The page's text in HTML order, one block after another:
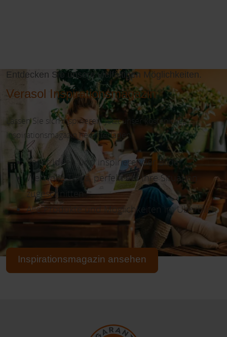
Entdecken Sie unsere vielfältigen Möglichkeiten.
Verasol Inspirationsmagazin
Lassen Sie sich inspirieren! Jetzt unser kostenloses
Inspirationsmagazin herunterladen!
Voller Ideen und inspirierender Bilder
Wertvolle Tipps, perfekt auf Ihre Situation
zugeschnitten
Alle Produkte und Möglichkeiten im Überblick
Inspirationsmagazin ansehen